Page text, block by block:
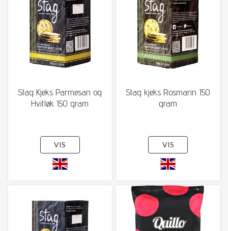
Stag Kjeks Parmesan og
Hvitløk 150 gram
VIS
Stag kjeks Rosmarin 150
gram
VIS